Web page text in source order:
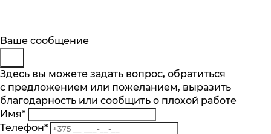
Описание
Отзывы
Основные характеристики
Мощность Вт.
1900
Количество скоростей: шт.
Будьте в курсе
Подпишитесь на последние обновления
и узнавайте о новинках и специальных
предложениях первыми
Подписаться
Заказ обратного звонка
Представьтесь
Телефон*
Комментарий
Ваше сообщение
Здесь вы можете задать вопрос, обратиться
с предложением или пожеланием, выразить
благодарность или сообщить о плохой работе
Имя*
Телефон*